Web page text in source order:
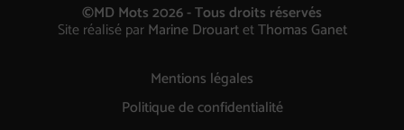
©MD Mots 2026 - Tous droits réservés
Site réalisé parMarine DrouartetThomas Ganet
Mentions légales
Politique de confidentialité